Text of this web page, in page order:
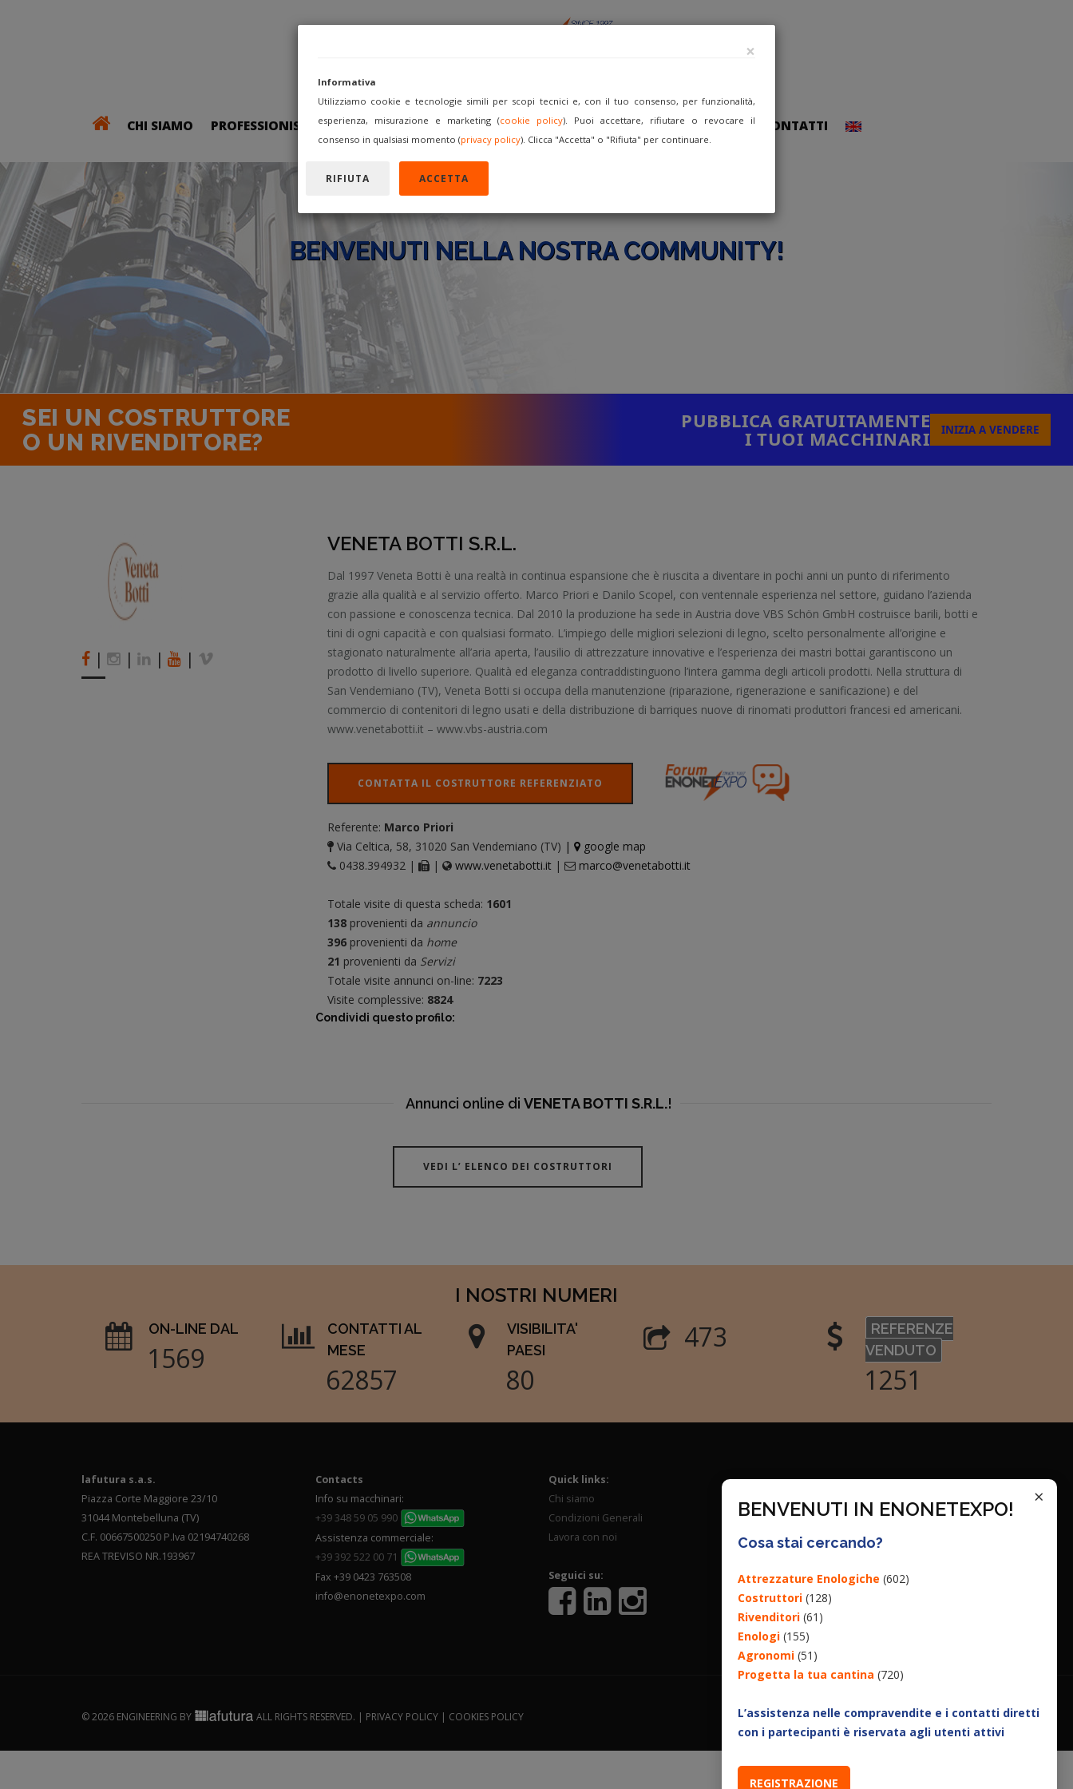
CHI SIAMO PROFESSIONISTI ACQUISTA VENDI COME FORUM REGISTRATI ACCEDI CONTATTI
BENVENUTI NELLA NOSTRA COMMUNITY!
SEI UN COSTRUTTORE
O UN RIVENDITORE?
PUBBLICA GRATUITAMENTE
I TUOI MACCHINARI INIZIA A VENDERE
| | | |
VENETA BOTTI S.R.L.
Dal 1997 Veneta Botti è una realtà in continua espansione che è riuscita a diventare in pochi anni un punto di riferimento
grazie alla qualità e al servizio offerto. Marco Priori e Danilo Scopel, con ventennale esperienza nel settore, guidano l’azienda
con passione e conoscenza tecnica. Dal 2010 la produzione ha sede in Austria dove VBS Schön GmbH costruisce barili, botti e
tini di ogni capacità e con qualsiasi formato. L’impiego delle migliori selezioni di legno, scelto personalmente all’origine e
stagionato naturalmente all’aria aperta, l’ausilio di attrezzature innovative e l’esperienza dei mastri bottai garantiscono un
prodotto di livello superiore. Qualità ed eleganza contraddistinguono l’intera gamma degli articoli prodotti. Nella struttura di
San Vendemiano (TV), Veneta Botti si occupa della manutenzione (riparazione, rigenerazione e sanificazione) e del
commercio di contenitori di legno usati e della distribuzione di barriques nuove di rinomati produttori francesi ed americani.
www.venetabotti.it – www.vbs-austria.com
CONTATTA IL COSTRUTTORE REFERENZIATO
Referente: Marco Priori
Via Celtica, 58, 31020 San Vendemiano (TV) |
google map
0438.394932 |
| www.venetabotti.it | marco@venetabotti.it
Totale visite di questa scheda: 1601
138provenienti da annuncio
396provenienti da home
21 provenienti da Servizi
Totale visite annunci on-line: 7223
Visite complessive: 8824
Condividi questo profilo:
Annunci online di VENETA BOTTI S.R.L.!
VEDI L’ ELENCO DEI COSTRUTTORI
×
BENVENUTI IN ENONETEXPO!
Cosa stai cercando?
Attrezzature Enologiche (602)
Costruttori (128)
Rivenditori (61)
Enologi (155)
Agronomi (51)
Progetta la tua cantina (720)
L’assistenza nelle compravendite e i contatti diretti
con i partecipanti è riservata agli utenti attivi
REGISTRAZIONE
×
Informativa
Utilizziamo cookie e tecnologie simili per scopi tecnici e, con il tuo consenso, per funzionalità,
esperienza, misurazione e marketing (cookie policy). Puoi accettare, rifiutare o revocare il
consenso in qualsiasi momento (privacy policy). Clicca "Accetta" o "Rifiuta" per continuare.
RIFIUTA ACCETTA
I NOSTRI NUMERI
ON-LINE DAL
1826
CONTATTI AL
MESE
73143
VISIBILITA'
PAESI
93
550
REFERENZE
VENDUTO
1456
lafutura s.a.s.
Piazza Corte Maggiore 23/10
31044 Montebelluna (TV)
C.F. 00667500250 P.Iva 02194740268
REA TREVISO NR.193967
Contacts
Info su macchinari:
+39 348 59 05 990
Assistenza commerciale:
+39 392 522 00 71
Fax +39 0423 763508
info@enonetexpo.com
Quick links:
Chi siamo
Condizioni Generali
Lavora con noi
Seguici su:
© 2026 ENGINEERING BY ALL RIGHTS RESERVED. | PRIVACY POLICY | COOKIES POLICY